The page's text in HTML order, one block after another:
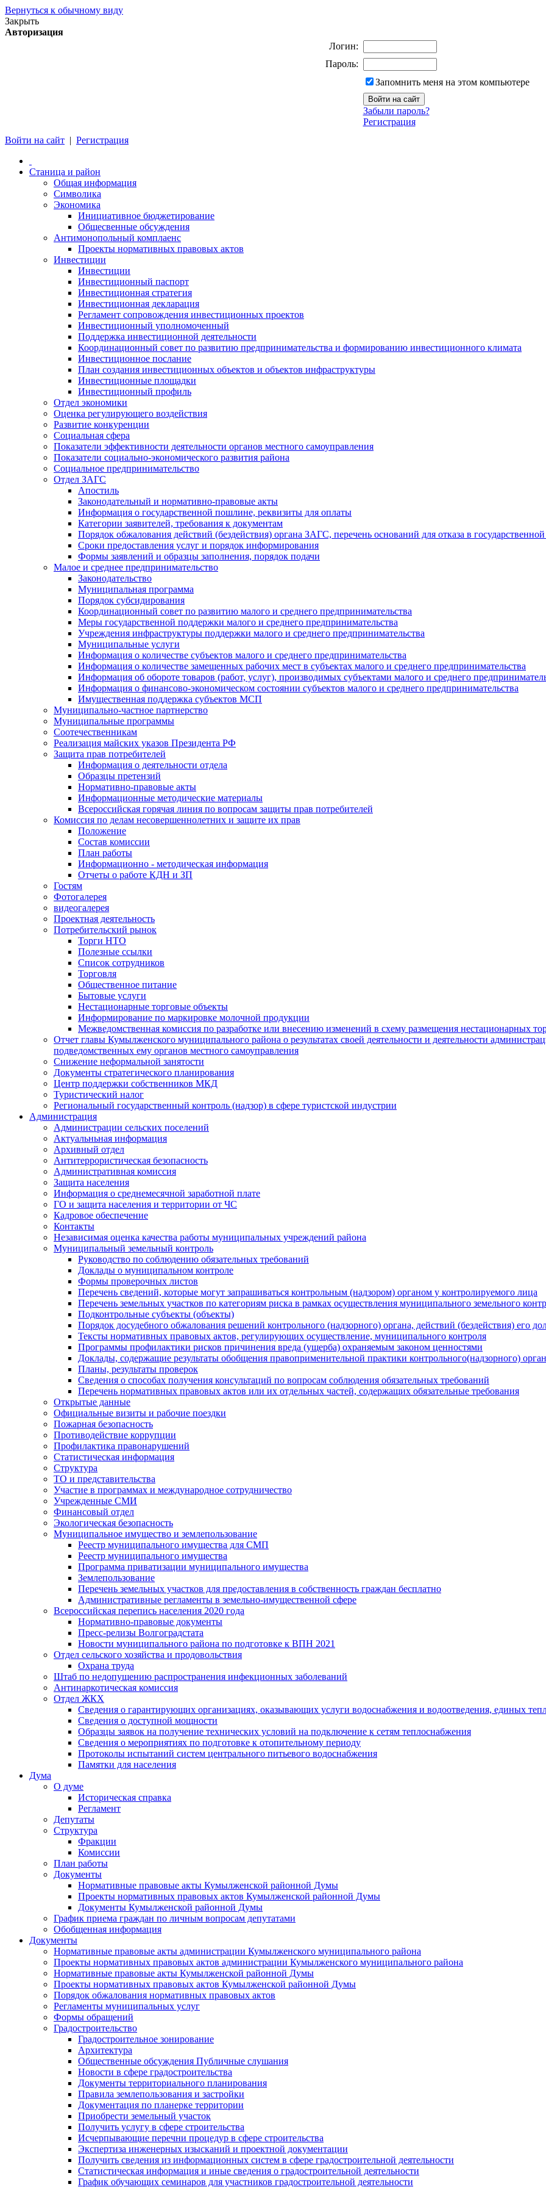
Вернуться к обычному виду
Закрыть
Авторизация
Логин:
Пароль:
Запомнить меня на этом компьютере
Забыли пароль?
Регистрация
Войти на сайт | Регистрация
Станица и район
Общая информация
Символика
Экономика
Инициативное бюджетирование
Общесвенные обсуждения
Антимонопольный комплаенс
Проекты нормативных правовых актов
Инвестиции
Инвестиции
Инвестиционный паспорт
Инвестиционная стратегия
Инвестиционная декларация
Регламент сопровождения инвестиционных проектов
Инвестиционный уполномоченный
Поддержка инвестиционной деятельности
Координационный совет по развитию предпринимательства и формированию инвестиционного климата
Инвестиционное послание
План создания инвестиционных объектов и объектов инфраструктуры
Инвестиционные площадки
Инвестиционный профиль
Отдел экономики
Оценка регулирующего воздействия
Развитие конкуренции
Социальная сфера
Показатели эффективности деятельности органов местного самоуправления
Показатели социально-экономического развития района
Социальное предпринимательство
Отдел ЗАГС
Апостиль
Законодательный и нормативно-правовые акты
Информация о государственной пошлине, реквизиты для оплаты
Категории заявителей, требования к документам
Порядок обжалования действий (бездействия) органа ЗАГС, перечень оснований для отказа в
Сроки предоставления услуг и порядок информирования
Формы заявлений и образцы заполнения, порядок подачи
Малое и среднее предпринимательство
Законодательство
Муниципальная программа
Порядок субсидирования
Координационный совет по развитию малого и среднего предпринимательства
Меры государственной поддержки малого и среднего предпринимательства
Учреждения инфраструктуры поддержки малого и среднего предпринимательства
Муниципальные услуги
Информация о количестве субъектов малого и среднего предпринимательства
Информация о количестве замещенных рабочих мест в субъектах малого и среднего предпринимательства
Информация об обороте товаров (работ, услуг), производимых субъектами малого и среднего
Информация о финансово-экономическом состоянии субъектов малого и среднего предпринимательства
Имущественная поддержка субъектов МСП
Муниципально-частное партнерство
Муниципальные программы
Соотечественникам
Реализация майских указов Президента РФ
Защита прав потребителей
Информация о деятельности отдела
Образцы претензий
Нормативно-правовые акты
Информационные методические материалы
Всероссийская горячая линия по вопросам защиты прав потребителей
Комиссия по делам несовершеннолетних и защите их прав
Положение
Состав комиссии
План работы
Информационно - методическая информация
Отчеты о работе КДН и ЗП
Гостям
Фотогалерея
видеогалерея
Проектная деятельность
Потребительский рынок
Торги НТО
Полезные ссылки
Список сотрудников
Торговля
Общественное питание
Бытовые услуги
Нестационарные торговые объекты
Информирование по маркировке молочной продукции
Межведомственная комиссия по разработке или внесению изменений в схему размещения нестационарных
Отчет главы Кумылженского муниципального района о результатах своей деятельности и деятельности
подведомственных ему органов местного самоуправления
Снижение неформальной занятости
Документы стратегического планирования
Центр поддержки собственников МКД
Туристический налог
Региональный государственный контроль (надзор) в сфере туристской индустрии
Администрация
Администрации сельских поселений
Актуальньная информация
Архивный отдел
Антитеррористическая безопасность
Административная комиссия
Защита населения
Информация о среднемесячной заработной плате
ГО и защита населения и территории от ЧС
Кадровое обеспечение
Контакты
Независимая оценка качества работы муниципальных учреждений района
Муниципальный земельный контроль
Руководство по соблюдению обязательных требований
Доклады о муниципальном контроле
Формы проверочных листов
Перечень сведений, которые могут запрашиваться контрольным (надзором) органом у контролируемого лица
Перечень земельных участков по категориям риска в рамках осуществления муниципального земельного
Подконтрольные субъекты (объекты)
Порядок досудебного обжалования решений контрольного (надзорного) органа, действий (бездействия) его
Тексты нормативных правовых актов, регулирующих осуществление, муниципального контроля
Программы профилактики рисков причинения вреда (ущерба) охраняемым законом ценностями
Доклады, содержащие результаты обобщения правоприменительной практики контрольного(надзорного)
Планы, результаты проверок
Сведения о способах получения консультаций по вопросам соблюдения обязательных требований
Перечень нормативных правовых актов или их отдельных частей, содержащих обязательные требования
Открытые данные
Официальные визиты и рабочие поездки
Пожарная безопасность
Противодействие коррупции
Профилактика правонарушений
Статистическая информация
Структура
ТО и представительства
Участие в программах и международное сотрудничество
Учрежденные СМИ
Финансовый отдел
Экологическая безопасность
Муниципальное имущество и землепользование
Реестр муниципального имущества для СМП
Реестр муниципального имущества
Программа приватизации муниципального имущества
Землепользование
Перечень земельных участков для предоставления в собственность граждан бесплатно
Административные регламенты в земельно-имущественной сфере
Всероссийская перепись населения 2020 года
Нормативно-правовые документы
Пресс-релизы Волгоградстата
Новости муниципального района по подготовке к ВПН 2021
Отдел сельского хозяйства и продовольствия
Охрана труда
Штаб по недопущению распространения инфекционных заболеваний
Антинаркотическая комиссия
Отдел ЖКХ
Сведения о гарантирующих организациях, оказывающих услуги водоснабжения и водоотведения, единых
Сведения о доступной мощности
Образцы заявок на получение технических условий на подключение к сетям теплоснабжения
Сведения о мероприятиях по подготовке к отопительному периоду
Протоколы испытаний систем центрального питьевого водоснабжения
Памятки для населения
Дума
О думе
Историческая справка
Регламент
Депутаты
Структура
Фракции
Комиссии
План работы
Документы
Нормативные правовые акты Кумылженской районной Думы
Проекты нормативных правовых актов Кумылженской районной Думы
Документы Кумылженской районной Думы
График приема граждан по личным вопросам депутатами
Обобщенная информация
Документы
Нормативные правовые акты администрации Кумылженского муниципального района
Проекты нормативных правовых актов администрации Кумылженского муниципального района
Нормативные правовые акты Кумылженской районной Думы
Проекты нормативных правовых актов Кумылженской районной Думы
Порядок обжалования нормативных правовых актов
Регламенты муниципальных услуг
Формы обращений
Градостроительство
Градостроительное зонирование
Архитектура
Общественные обсуждения Публичные слушания
Новости в сфере градостроительства
Документы территориального планирования
Правила землепользования и застройки
Документация по планерке территории
Приобрести земельный участок
Получить услугу в сфере строительства
Исчерпывающие перечни процедур в сфере строительства
Экспертиза инженерных изысканий и проектной документации
Получить сведения из информационных систем в сфере градостроительной деятельности
Статистическая информация и иные сведения о градостроительной деятельности
График обучающих семинаров для участников градостроительной деятельности